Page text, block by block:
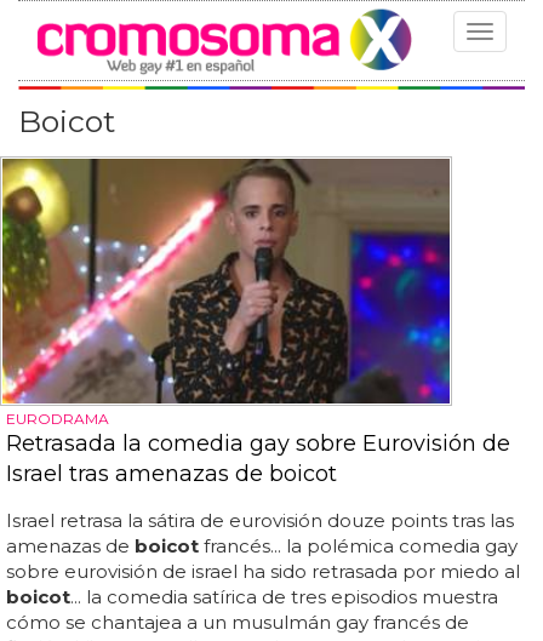
Toggle
Boicot
EURODRAMA
Retrasada la comedia gay sobre Eurovisión de
Israel tras amenazas de boicot
Israel retrasa la sátira de eurovisión douze points tras las
amenazas de boicot francés... la polémica comedia gay
sobre eurovisión de israel ha sido retrasada por miedo al
boicot... la comedia satírica de tres episodios muestra
cómo se chantajea a un musulmán gay francés de